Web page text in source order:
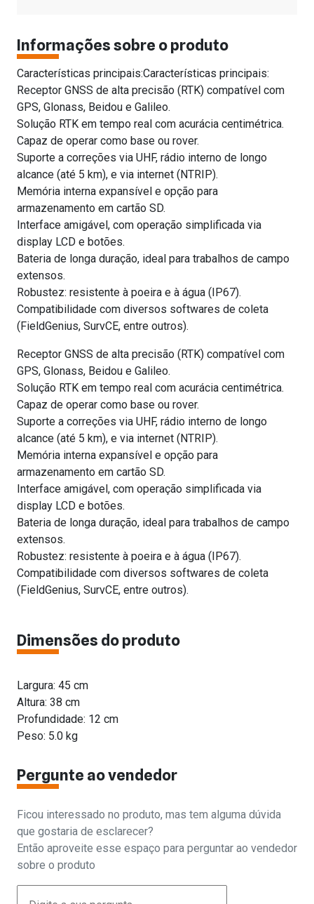
Informações sobre o produto
Características principais:Características principais:
Receptor GNSS de alta precisão (RTK) compatível com
GPS, Glonass, Beidou e Galileo.
Solução RTK em tempo real com acurácia centimétrica.
Capaz de operar como base ou rover.
Suporte a correções via UHF, rádio interno de longo
alcance (até 5 km), e via internet (NTRIP).
Memória interna expansível e opção para
armazenamento em cartão SD.
Interface amigável, com operação simplificada via
display LCD e botões.
Bateria de longa duração, ideal para trabalhos de campo
extensos.
Robustez: resistente à poeira e à água (IP67).
Compatibilidade com diversos softwares de coleta
(FieldGenius, SurvCE, entre outros).
Receptor GNSS de alta precisão (RTK) compatível com
GPS, Glonass, Beidou e Galileo.
Solução RTK em tempo real com acurácia centimétrica.
Capaz de operar como base ou rover.
Suporte a correções via UHF, rádio interno de longo
alcance (até 5 km), e via internet (NTRIP).
Memória interna expansível e opção para
armazenamento em cartão SD.
Interface amigável, com operação simplificada via
display LCD e botões.
Bateria de longa duração, ideal para trabalhos de campo
extensos.
Robustez: resistente à poeira e à água (IP67).
Compatibilidade com diversos softwares de coleta
(FieldGenius, SurvCE, entre outros).
Dimensões do produto
Largura: 45 cm
Altura: 38 cm
Profundidade: 12 cm
Peso: 5.0 kg
Pergunte ao vendedor
Ficou interessado no produto, mas tem alguma dúvida
que gostaria de esclarecer?
Então aproveite esse espaço para perguntar ao vendedor
sobre o produto